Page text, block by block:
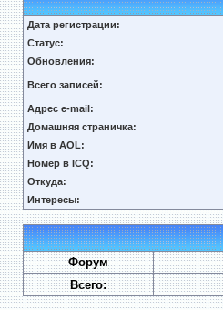
Дата регистрации:
Статус:
Обновления:
Всего записей:
Адрес e-mail:
Домашняя страничка:
Имя в AOL:
Номер в ICQ:
Откуда:
Интересы:
Форум
Всего: